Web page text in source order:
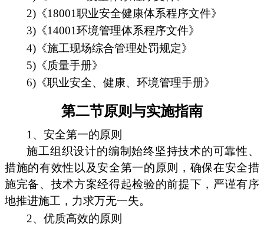
2)《18001职业安全健康体系程序文件》
3)《14001环境管理体系程序文件》
4)《施工现场综合管理处罚规定》
5)《质量手册》
6)《职业安全、健康、环境管理手册》
第二节原则与实施指南
1、安全第一的原则
施工组织设计的编制始终坚持技术的可靠性、
措施的有效性以及安全第一的原则，确保在安全措
施完备、技术方案经得起检验的前提下，严谨有序
地推进施工，力求万无一失。
2、优质高效的原则